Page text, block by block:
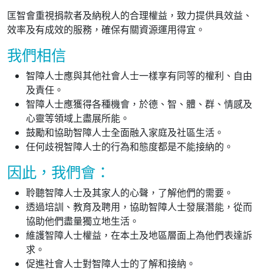
匡智會重視捐款者及納稅人的合理權益，致力提供具效益、
效率及有成效的服務，確保有關資源運用得宜。
我們相信
智障人士應與其他社會人士一樣享有同等的權利、自由
及責任。
智障人士應獲得各種機會，於德、智、體、群、情感及
心靈等領域上盡展所能。
鼓勵和協助智障人士全面融入家庭及社區生活。
任何歧視智障人士的行為和態度都是不能接納的。
因此，我們會：
聆聽智障人士及其家人的心聲，了解他們的需要。
透過培訓、教育及聘用，協助智障人士發展潛能，從而
協助他們盡量獨立地生活。
維護智障人士權益，在本土及地區層面上為他們表達訴
求。
促進社會人士對智障人士的了解和接納。